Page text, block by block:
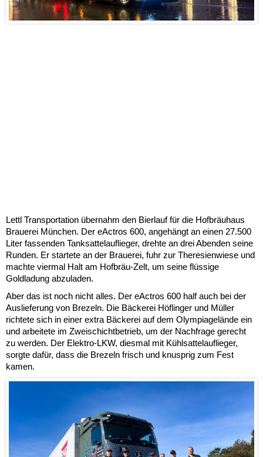
Lettl Transportation übernahm den Bierlauf für die Hofbräuhaus
Brauerei München. Der eActros 600, angehängt an einen 27.500
Liter fassenden Tanksattelauflieger, drehte an drei Abenden seine
Runden. Er startete an der Brauerei, fuhr zur Theresienwiese und
machte viermal Halt am Hofbräu-Zelt, um seine flüssige
Goldladung abzuladen.
Aber das ist noch nicht alles. Der eActros 600 half auch bei der
Auslieferung von Brezeln. Die Bäckerei Höflinger und Müller
richtete sich in einer extra Bäckerei auf dem Olympiagelände ein
und arbeitete im Zweischichtbetrieb, um der Nachfrage gerecht
zu werden. Der Elektro-LKW, diesmal mit Kühlsattelauflieger,
sorgte dafür, dass die Brezeln frisch und knusprig zum Fest
kamen.